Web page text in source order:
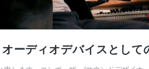
ーディオデバイスとし